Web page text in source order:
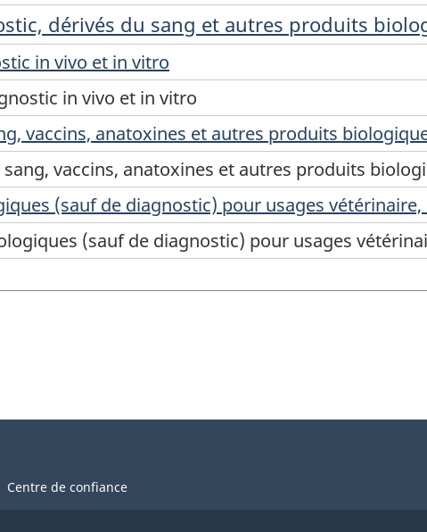
dérivés du sang et autres produits
in vivo et in vitro
in vivo et in vitro
vaccins, anatoxines et autres produits
sang, vaccins, anatoxines et autres produits
(sauf de diagnostic) pour usages
(sauf de diagnostic) pour usages
Centre de confiance